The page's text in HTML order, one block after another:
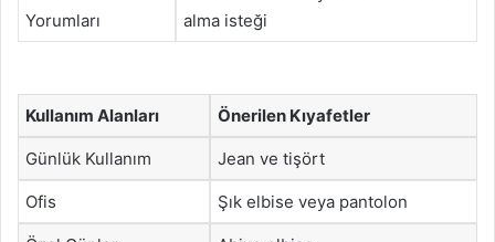
Yorumları
alma isteği
Kullanım Alanları Önerilen Kıyafetler
Günlük Kullanım Jean ve tişört
Ofis Şık elbise veya pantolon